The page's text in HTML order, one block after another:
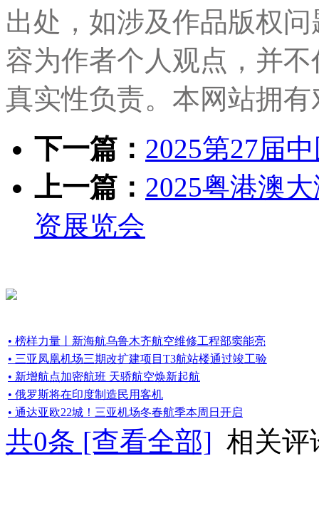
出处，如涉及作品版权
容为作者个人观点，并
真实性负责。本网站拥
下一篇： 2025第27届
上一篇： 2025粤港澳
资展览会
• 榜样力量丨新海航乌鲁木齐航空维修工程部窦能亮
• 三亚凤凰机场三期改扩建项目T3航站楼通过竣工验
• 新增航点加密航班 天骄航空焕新起航
• 俄罗斯将在印度制造民用客机
• 通达亚欧22城！三亚机场冬春航季本周日开启
共0条 [查看全部] 相关评